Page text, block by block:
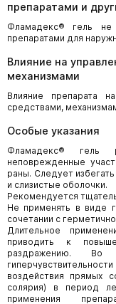
препаратами и
Фламадекс® гель не
препаратами для
Влияние на
механизмами
Влияние препарата
средствами,
Особые указания
Фламадекс® гель
неповрежденные
раны. Следует избегать
и слизистые оболочки.
Рекомендуется
Не применять в виде
сочетании с
Длительное
приводить к
раздражению. Во
воздействия прямых
солярия) в период
применения